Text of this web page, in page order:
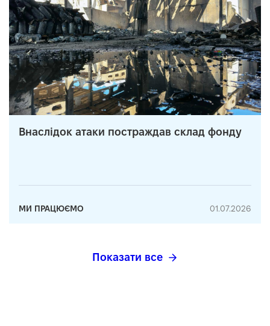
Внаслідок атаки постраждав склад фонду
МИ ПРАЦЮЄМО 01.07.2026
Показати все